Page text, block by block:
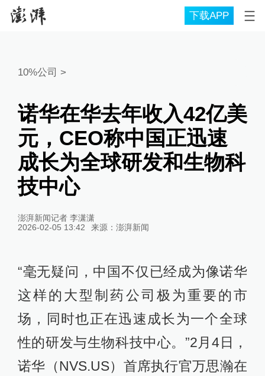
下载APP
10%公司 >
诺华在华去年收入42亿美
元，CEO称中国正迅速
成长为全球研发和生物科
技中心
澎湃新闻记者 李潇潇
2026-02-05 13:42
来源： 澎湃新闻
“毫无疑问，中国不仅已经成为像诺华
这样的大型制药公司极为重要的市
场，同时也正在迅速成长为一个全球
性的研发与生物科技中心。”2月4日，
诺华（NVS.US）首席执行官万思瀚在